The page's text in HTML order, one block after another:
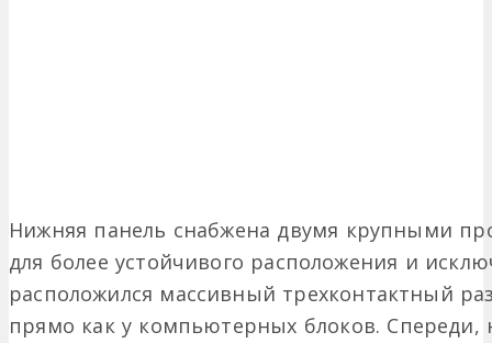
Нижняя панель снабжена двумя крупными
для более устойчивого расположения и
расположился массивный трехконтактный
прямо как у компьютерных блоков. Спереди,